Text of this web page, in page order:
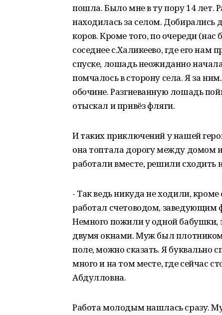
пошла. Было мне в ту пору 14 лет.
находилась за селом.
коров. Кроме того, по очереди
соседнее с.Халикеево, где его нам
спуске, лошадь неожиданно
помчалось в сторону села. Я за
обочине. Разгневанную лошадь
отыскал и привёз фляги.
И таких приключений у нашей
она топтала дорогу между домом
работали вместе, решили сходить
- Так ведь никуда не ходили,
работал счетоводом, заведующим
Немного пожили у одной
двумя окнами. Муж был
поле, можно сказать. Я буквально
много и на том месте, где сейчас
Абдулловна.
Работа молодым нашлась сразу.